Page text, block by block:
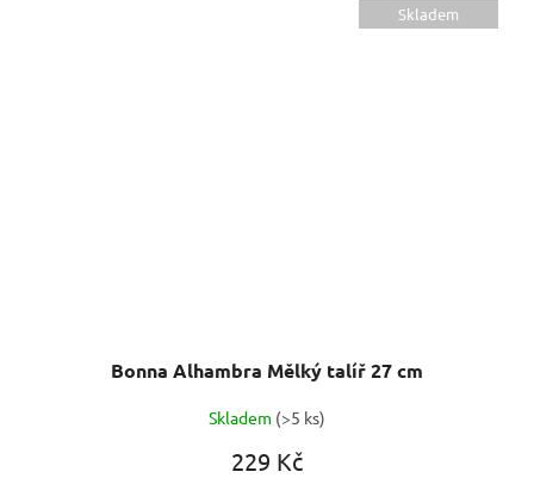
Skladem
Bonna Alhambra Mělký talíř 27 cm
Skladem (>5 ks)
229 Kč